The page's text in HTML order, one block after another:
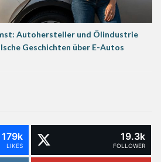
Autohersteller und Ölindustrie
Geschichten über E-Autos
179k
LIKES
19.3k
FOLLOWER